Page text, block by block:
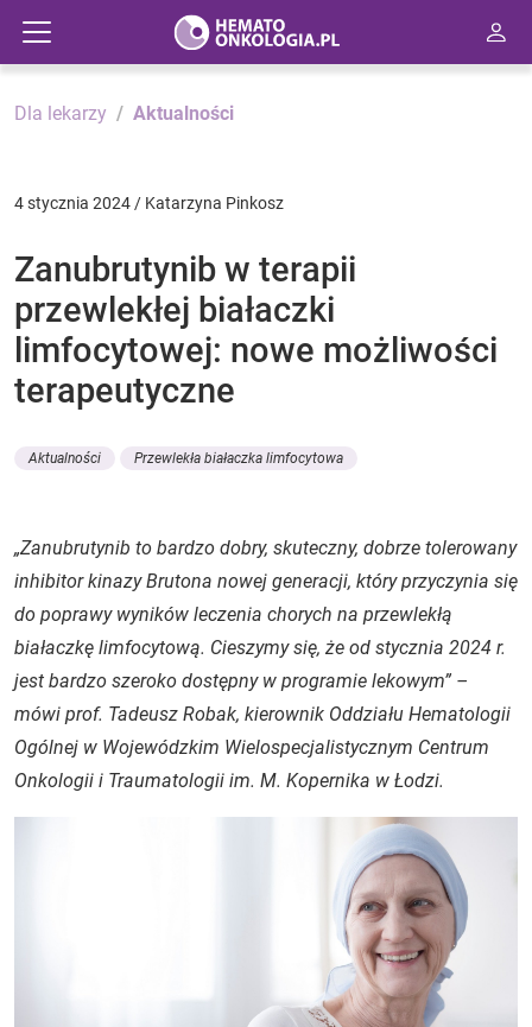
Dla lekarzy Aktualności
4 stycznia 2024 / Katarzyna Pinkosz
Zanubrutynib w terapii
przewlekłej białaczki
limfocytowej: nowe możliwości
terapeutyczne
Aktualności Przewlekła białaczka limfocytowa
„Zanubrutynib to bardzo dobry, skuteczny, dobrze tolerowany
inhibitor kinazy Brutona nowej generacji, który przyczynia się
do poprawy wyników leczenia chorych na przewlekłą
białaczkę limfocytową. Cieszymy się, że od stycznia 2024 r.
jest bardzo szeroko dostępny w programie lekowym” –
mówi prof. Tadeusz Robak, kierownik Oddziału Hematologii
Ogólnej w Wojewódzkim Wielospecjalistycznym Centrum
Onkologii i Traumatologii im. M. Kopernika w Łodzi.